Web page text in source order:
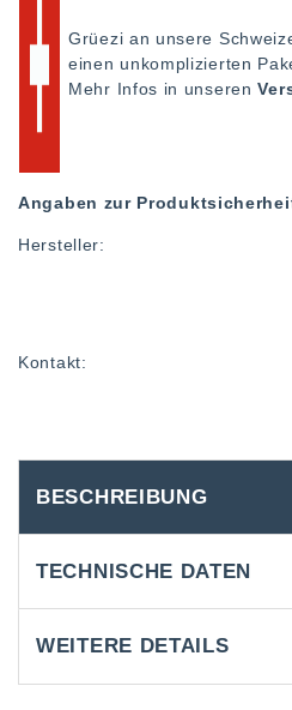
Grüezi an unsere
einen unkomplizierten
Mehr Infos in unseren
Angaben zur
Hersteller:
Kontakt:
BESCHREIBUNG
TECHNISCHE DATEN
WEITERE DETAILS